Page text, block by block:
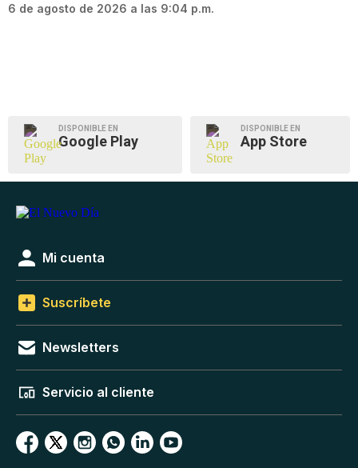
6 de agosto de 2026 a las 9:04 p.m.
DISPONIBLE EN
Google Play
DISPONIBLE EN
App Store
Mi cuenta
Suscríbete
Newsletters
Servicio al cliente